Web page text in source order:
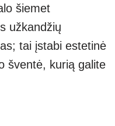
šiemet
užkandžių
tai įstabi estetinė
šventė, kurią galite